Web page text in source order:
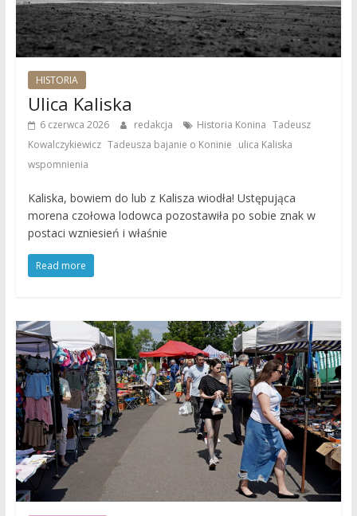
HISTORIA
Ulica Kaliska
6 czerwca 2026 redakcja Historia Konina Tadeusz
Kowalczykiewicz, Tadeusza bajanie o Koninie ulica Kaliska
wspomnienia
Kaliska, bowiem do lub z Kalisza wiodła! Ustępująca
morena czołowa lodowca pozostawiła po sobie znak w
postaci wzniesień i właśnie
Read more